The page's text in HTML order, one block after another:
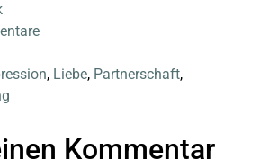
, Liebe, Partnerschaft,
Kommentar